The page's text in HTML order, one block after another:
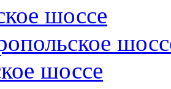
шоссе
шоссе